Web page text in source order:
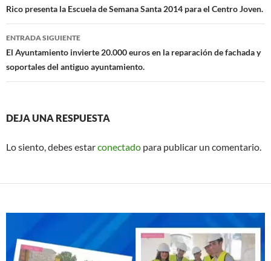
k
p
de
entradas
Rico presenta la Escuela de Semana Santa 2014 para el Centro Joven.
ENTRADA SIGUIENTE
El Ayuntamiento invierte 20.000 euros en la reparación de fachada y
soportales del antiguo ayuntamiento.
DEJA UNA RESPUESTA
Lo siento, debes estarconectado para publicar un comentario.